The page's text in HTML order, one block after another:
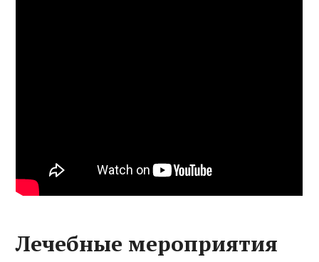
Лечебные мероприятия